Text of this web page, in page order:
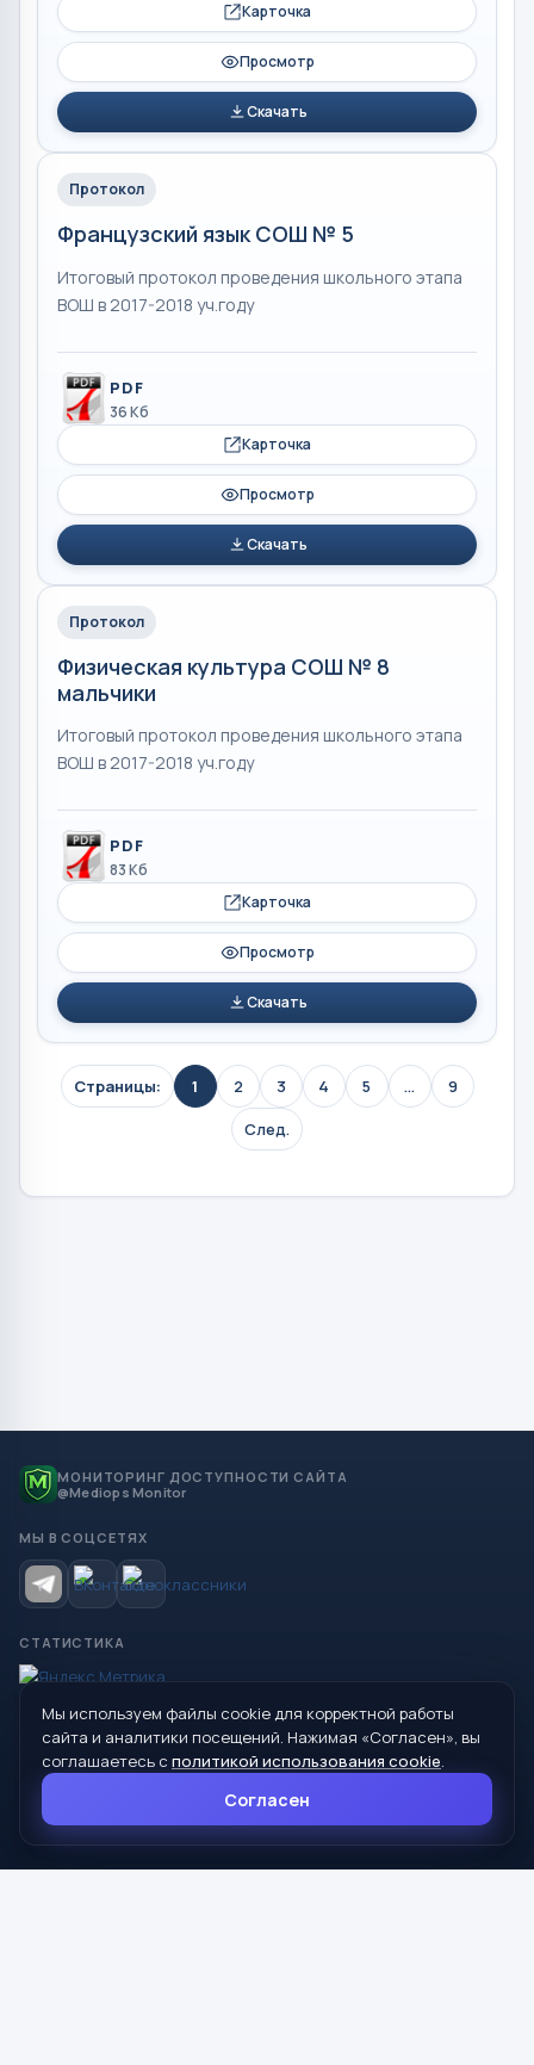
Карточка
Просмотр
Скачать
Протокол
Французский язык СОШ № 5
Итоговый протокол проведения школьного этапа
ВОШ в 2017-2018 уч.году
PDF
36 Кб
Карточка
Просмотр
Скачать
Протокол
Физическая культура СОШ № 8
мальчики
Итоговый протокол проведения школьного этапа
ВОШ в 2017-2018 уч.году
PDF
83 Кб
Карточка
Просмотр
Скачать
Страницы: 1 2 3 4 5 ...
9
След.
МОНИТОРИНГ ДОСТУПНОСТИ САЙТА
@Mediops Monitor
МЫ В СОЦСЕТЯХ
СТАТИСТИКА
© 2026 Управление образования Администрации МО
Сухой Лог
624800, Свердловская область, г. Сухой Лог, ул. Кирова, дом 7
8 (34373) 4-33-85
Мы используем файлы cookie для корректной работы
сайта и аналитики посещений. Нажимая «Согласен», вы
соглашаетесь с политикой использования cookie.
Согласен